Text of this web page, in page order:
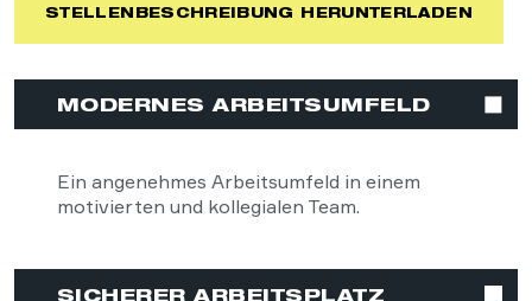
STELLENBESCHREIBUNG HERUNTERLADEN
MODERNES ARBEITSUMFELD
Ein angenehmes Arbeitsumfeld in einem
motivierten und kollegialen Team.
SICHERER ARBEITSPLATZ